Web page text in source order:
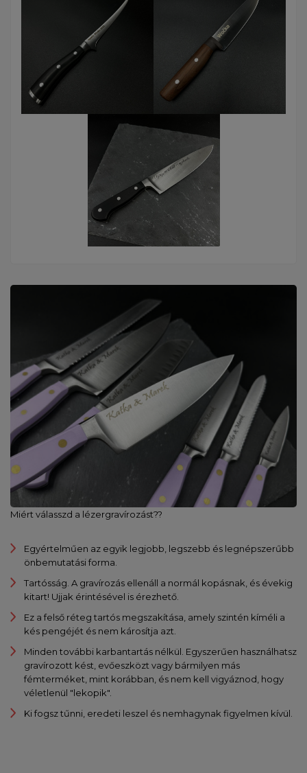
Miért válasszd a lézergravírozást??
Egyértelműen az egyik legjobb, legszebb és legnépszerűbb
önbemutatási forma.
Tartósság. A gravírozás ellenáll a normál kopásnak, és évekig
kitart! Ujjak érintésével is érezhető.
Ez a felső réteg tartós megszakítása, amely szintén kíméli a
kés pengéjét és nem károsítja azt.
Minden további karbantartás nélkül. Egyszerűen használhatsz
gravírozott kést, evőeszközt vagy bármilyen más
fémterméket, mint korábban, és nem kell vigyáznod, hogy
véletlenül "lekopik".
Ki fogsz tűnni, eredeti leszel és nemhagynak figyelmen kívül.